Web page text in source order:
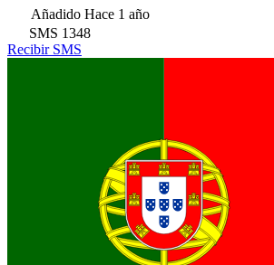
Añadido Hace 1 año
SMS 1348
Recibir SMS